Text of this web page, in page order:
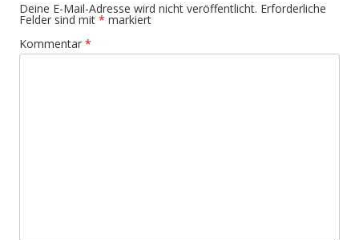
Deine E-Mail-Adresse wird nicht veröffentlicht. Erforderliche
Felder sind mit * markiert
Kommentar *